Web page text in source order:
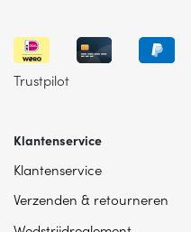
Trustpilot
Klantenservice
Klantenservice
Verzenden & retourneren